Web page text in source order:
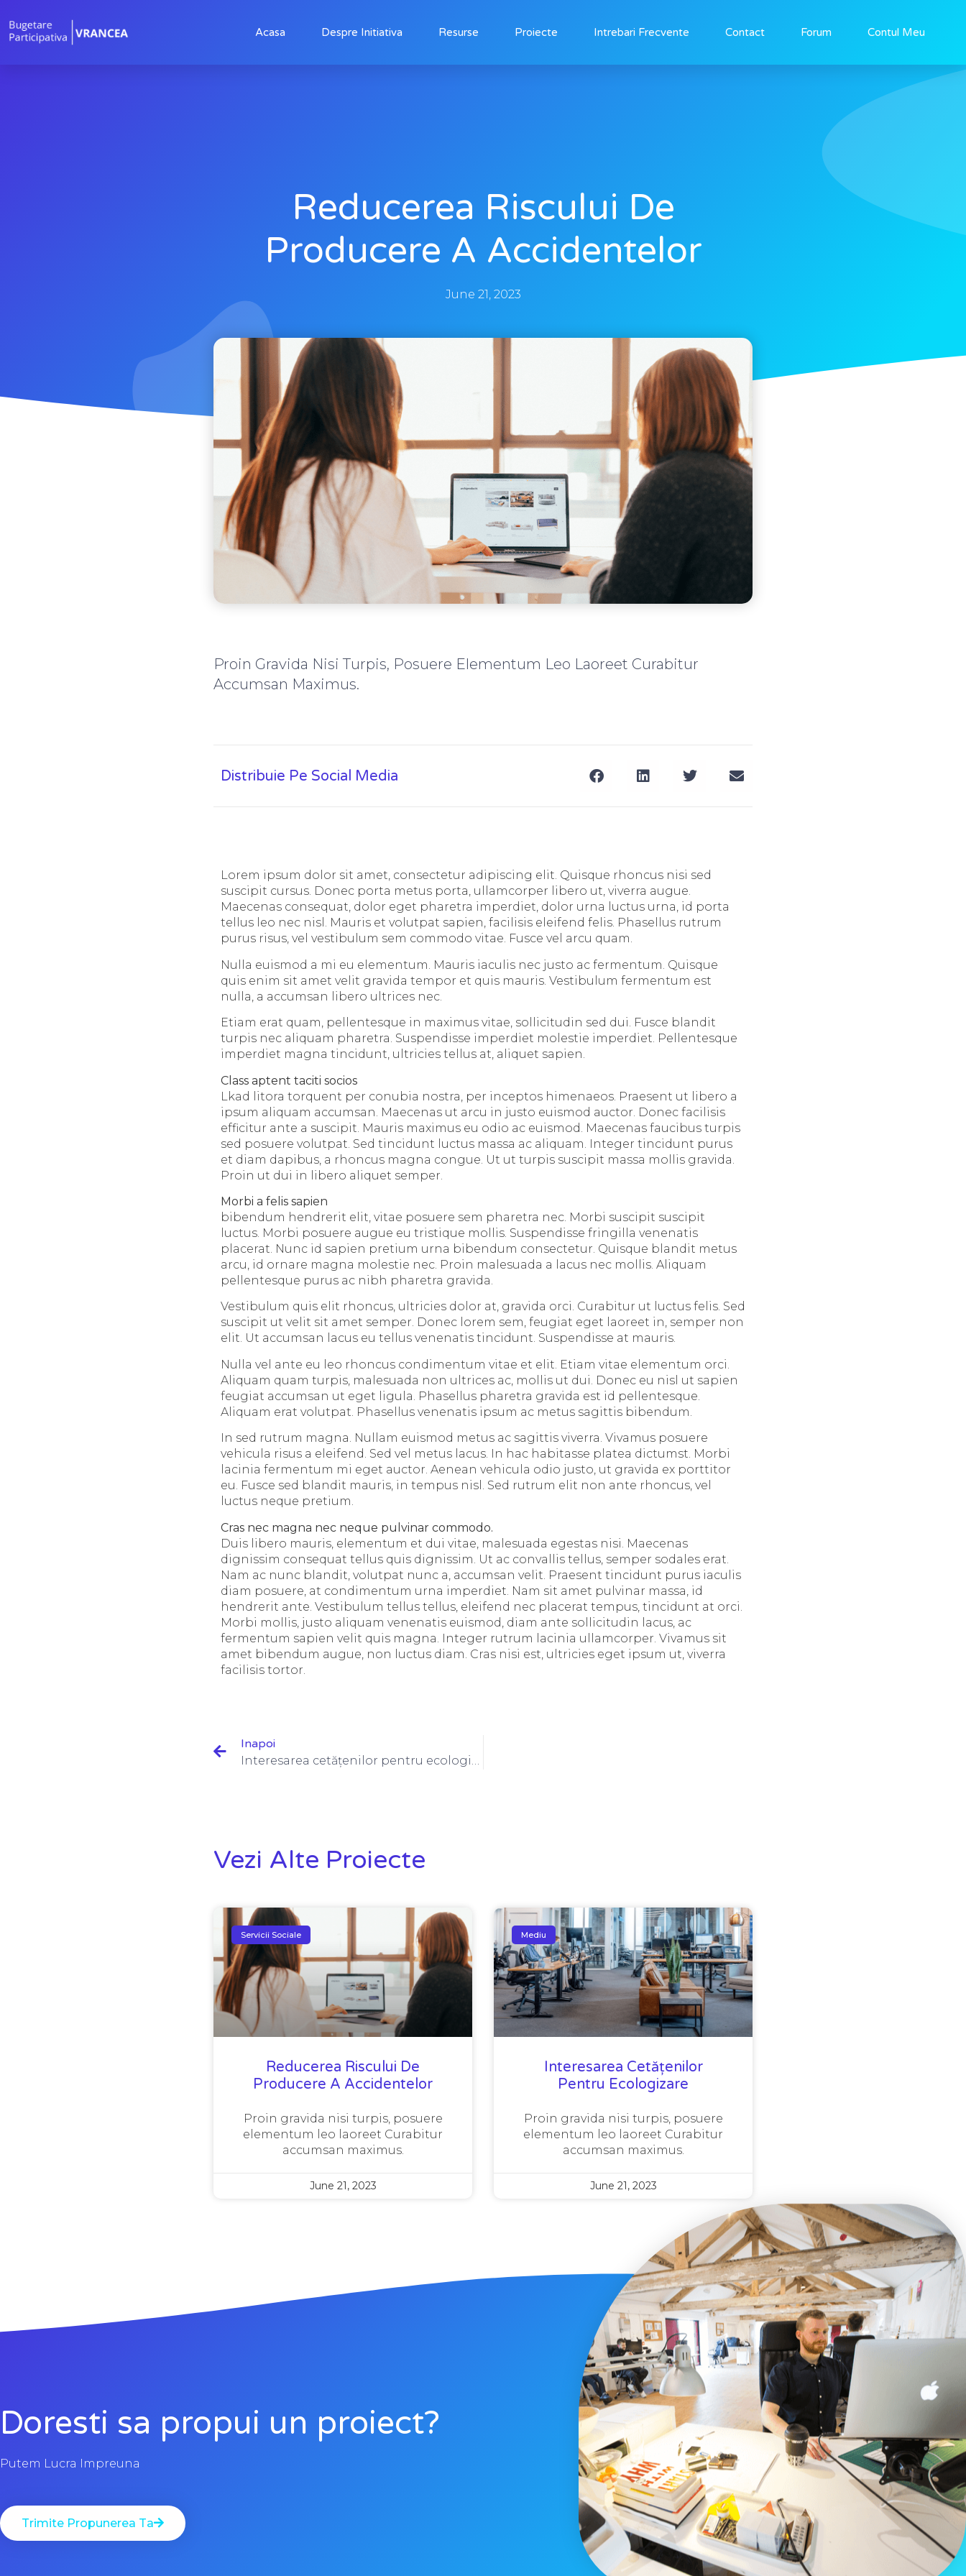
Acasa Despre Initiativa Resurse Proiecte Intrebari Frecvente Contact Forum Contul Meu
Reducerea Riscului De
Producere A Accidentelor
June 21, 2023
Proin Gravida Nisi Turpis, Posuere Elementum Leo Laoreet Curabitur
Accumsan Maximus.
Distribuie Pe Social Media
Lorem ipsum dolor sit amet, consectetur adipiscing elit. Quisque rhoncus nisi sed
suscipit cursus. Donec porta metus porta, ullamcorper libero ut, viverra augue.
Maecenas consequat, dolor eget pharetra imperdiet, dolor urna luctus urna, id porta
tellus leo nec nisl. Mauris et volutpat sapien, facilisis eleifend felis. Phasellus rutrum
purus risus, vel vestibulum sem commodo vitae. Fusce vel arcu quam.
Nulla euismod a mi eu elementum. Mauris iaculis nec justo ac fermentum. Quisque
quis enim sit amet velit gravida tempor et quis mauris. Vestibulum fermentum est
nulla, a accumsan libero ultrices nec.
Etiam erat quam, pellentesque in maximus vitae, sollicitudin sed dui. Fusce blandit
turpis nec aliquam pharetra. Suspendisse imperdiet molestie imperdiet. Pellentesque
imperdiet magna tincidunt, ultricies tellus at, aliquet sapien.
Class aptent taciti socios
Lkad litora torquent per conubia nostra, per inceptos himenaeos. Praesent ut libero a
ipsum aliquam accumsan. Maecenas ut arcu in justo euismod auctor. Donec facilisis
efficitur ante a suscipit. Mauris maximus eu odio ac euismod. Maecenas faucibus turpis
sed posuere volutpat. Sed tincidunt luctus massa ac aliquam. Integer tincidunt purus
et diam dapibus, a rhoncus magna congue. Ut ut turpis suscipit massa mollis gravida.
Proin ut dui in libero aliquet semper.
Morbi a felis sapien
bibendum hendrerit elit, vitae posuere sem pharetra nec. Morbi suscipit suscipit
luctus. Morbi posuere augue eu tristique mollis. Suspendisse fringilla venenatis
placerat. Nunc id sapien pretium urna bibendum consectetur. Quisque blandit metus
arcu, id ornare magna molestie nec. Proin malesuada a lacus nec mollis. Aliquam
pellentesque purus ac nibh pharetra gravida.
Vestibulum quis elit rhoncus, ultricies dolor at, gravida orci. Curabitur ut luctus felis. Sed
suscipit ut velit sit amet semper. Donec lorem sem, feugiat eget laoreet in, semper non
elit. Ut accumsan lacus eu tellus venenatis tincidunt. Suspendisse at mauris.
Nulla vel ante eu leo rhoncus condimentum vitae et elit. Etiam vitae elementum orci.
Aliquam quam turpis, malesuada non ultrices ac, mollis ut dui. Donec eu nisl ut sapien
feugiat accumsan ut eget ligula. Phasellus pharetra gravida est id pellentesque.
Aliquam erat volutpat. Phasellus venenatis ipsum ac metus sagittis bibendum.
In sed rutrum magna. Nullam euismod metus ac sagittis viverra. Vivamus posuere
vehicula risus a eleifend. Sed vel metus lacus. In hac habitasse platea dictumst. Morbi
lacinia fermentum mi eget auctor. Aenean vehicula odio justo, ut gravida ex porttitor
eu. Fusce sed blandit mauris, in tempus nisl. Sed rutrum elit non ante rhoncus, vel
luctus neque pretium.
Cras nec magna nec neque pulvinar commodo.
Duis libero mauris, elementum et dui vitae, malesuada egestas nisi. Maecenas
dignissim consequat tellus quis dignissim. Ut ac convallis tellus, semper sodales erat.
Nam ac nunc blandit, volutpat nunc a, accumsan velit. Praesent tincidunt purus iaculis
diam posuere, at condimentum urna imperdiet. Nam sit amet pulvinar massa, id
hendrerit ante. Vestibulum tellus tellus, eleifend nec placerat tempus, tincidunt at orci.
Morbi mollis, justo aliquam venenatis euismod, diam ante sollicitudin lacus, ac
fermentum sapien velit quis magna. Integer rutrum lacinia ullamcorper. Vivamus sit
amet bibendum augue, non luctus diam. Cras nisi est, ultricies eget ipsum ut, viverra
facilisis tortor.
Inapoi
Interesarea cetățenilor pentru ecologizare
Vezi Alte Proiecte
Servicii Sociale
Reducerea Riscului De
Producere A Accidentelor
Proin gravida nisi turpis, posuere
elementum leo laoreet Curabitur
accumsan maximus.
June 21, 2023
Mediu
Interesarea Cetățenilor
Pentru Ecologizare
Proin gravida nisi turpis, posuere
elementum leo laoreet Curabitur
accumsan maximus.
June 21, 2023
Doresti sa propui un proiect?
Putem Lucra Impreuna
Trimite Propunerea Ta